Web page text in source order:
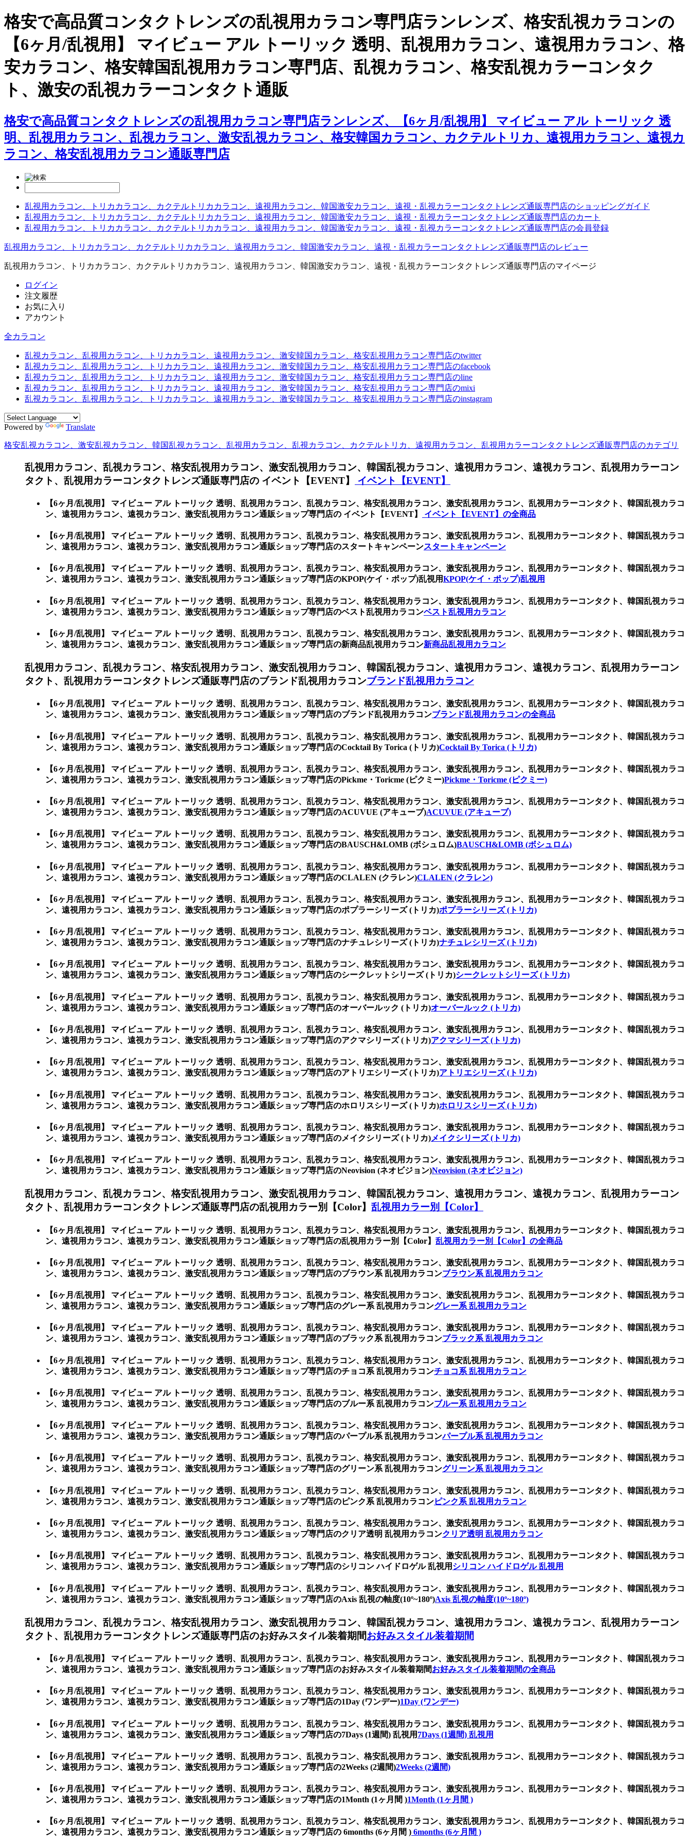
格安で高品質コンタクトレンズの乱視用カラコン専門店ランレンズ、格安乱視カラコンの
【6ヶ月/乱視用】 マイビュー アル トーリック 透明、乱視用カラコン、遠視用カラコン、格
安カラコン、格安韓国乱視用カラコン専門店、乱視カラコン、格安乱視カラーコンタク
ト、激安の乱視カラーコンタクト通販
格安で高品質コンタクトレンズの乱視用カラコン専門店ランレンズ、【6ヶ月/乱視用】 マイビュー アル トーリック 透
明、乱視用カラコン、乱視カラコン、激安乱視カラコン、格安韓国カラコン、カクテルトリカ、遠視用カラコン、遠視カ
ラコン、格安乱視用カラコン通販専門店
乱視用カラコン、トリカカラコン、カクテルトリカカラコン、遠視用カラコン、韓国激安カラコン、遠視・乱視カラーコンタクトレンズ通販専門店のショッピングガイド
乱視用カラコン、トリカカラコン、カクテルトリカカラコン、遠視用カラコン、韓国激安カラコン、遠視・乱視カラーコンタクトレンズ通販専門店のカート
乱視用カラコン、トリカカラコン、カクテルトリカカラコン、遠視用カラコン、韓国激安カラコン、遠視・乱視カラーコンタクトレンズ通販専門店の会員登録
乱視用カラコン、トリカカラコン、カクテルトリカカラコン、遠視用カラコン、韓国激安カラコン、遠視・乱視カラーコンタクトレンズ通販専門店のレビュー
乱視用カラコン、トリカカラコン、カクテルトリカカラコン、遠視用カラコン、韓国激安カラコン、遠視・乱視カラーコンタクトレンズ通販専門店のマイページ
ログイン
注文履歴
お気に入り
アカウント
全カラコン
乱視カラコン、乱視用カラコン、トリカカラコン、遠視用カラコン、激安韓国カラコン、格安乱視用カラコン専門店のtwitter
乱視カラコン、乱視用カラコン、トリカカラコン、遠視用カラコン、激安韓国カラコン、格安乱視用カラコン専門店のfacebook
乱視カラコン、乱視用カラコン、トリカカラコン、遠視用カラコン、激安韓国カラコン、格安乱視用カラコン専門店のline
乱視カラコン、乱視用カラコン、トリカカラコン、遠視用カラコン、激安韓国カラコン、格安乱視用カラコン専門店のmixi
乱視カラコン、乱視用カラコン、トリカカラコン、遠視用カラコン、激安韓国カラコン、格安乱視用カラコン専門店のinstagram
Powered by Translate
格安乱視カラコン、激安乱視カラコン、韓国乱視カラコン、乱視用カラコン、乱視カラコン、カクテルトリカ、遠視用カラコン、乱視用カラーコンタクトレンズ通販専門店のカテゴリ
乱視用カラコン、乱視カラコン、格安乱視用カラコン、激安乱視用カラコン、韓国乱視カラコン、遠視用カラコン、遠視カラコン、乱視用カラーコン
タクト、乱視用カラーコンタクトレンズ通販専門店の イベント【EVENT】
イベント【EVENT】
【6ヶ月/乱視用】 マイビュー アル トーリック 透明、乱視用カラコン、乱視カラコン、格安乱視用カラコン、激安乱視用カラコン、乱視用カラーコンタクト、韓国乱視カラコ
ン、遠視用カラコン、遠視カラコン、激安乱視用カラコン通販ショップ専門店の イベント【EVENT】
イベント【EVENT】の全商品
【6ヶ月/乱視用】 マイビュー アル トーリック 透明、乱視用カラコン、乱視カラコン、格安乱視用カラコン、激安乱視用カラコン、乱視用カラーコンタクト、韓国乱視カラコ
ン、遠視用カラコン、遠視カラコン、激安乱視用カラコン通販ショップ専門店のスタートキャンペーンスタートキャンペーン
【6ヶ月/乱視用】 マイビュー アル トーリック 透明、乱視用カラコン、乱視カラコン、格安乱視用カラコン、激安乱視用カラコン、乱視用カラーコンタクト、韓国乱視カラコ
ン、遠視用カラコン、遠視カラコン、激安乱視用カラコン通販ショップ専門店のKPOP(ケイ・ポップ)乱視用KPOP(ケイ・ポップ)乱視用
【6ヶ月/乱視用】 マイビュー アル トーリック 透明、乱視用カラコン、乱視カラコン、格安乱視用カラコン、激安乱視用カラコン、乱視用カラーコンタクト、韓国乱視カラコ
ン、遠視用カラコン、遠視カラコン、激安乱視用カラコン通販ショップ専門店のベスト乱視用カラコンベスト乱視用カラコン
【6ヶ月/乱視用】 マイビュー アル トーリック 透明、乱視用カラコン、乱視カラコン、格安乱視用カラコン、激安乱視用カラコン、乱視用カラーコンタクト、韓国乱視カラコ
ン、遠視用カラコン、遠視カラコン、激安乱視用カラコン通販ショップ専門店の新商品乱視用カラコン新商品乱視用カラコン
乱視用カラコン、乱視カラコン、格安乱視用カラコン、激安乱視用カラコン、韓国乱視カラコン、遠視用カラコン、遠視カラコン、乱視用カラーコン
タクト、乱視用カラーコンタクトレンズ通販専門店のブランド乱視用カラコンブランド乱視用カラコン
【6ヶ月/乱視用】 マイビュー アル トーリック 透明、乱視用カラコン、乱視カラコン、格安乱視用カラコン、激安乱視用カラコン、乱視用カラーコンタクト、韓国乱視カラコ
ン、遠視用カラコン、遠視カラコン、激安乱視用カラコン通販ショップ専門店のブランド乱視用カラコンブランド乱視用カラコンの全商品
【6ヶ月/乱視用】 マイビュー アル トーリック 透明、乱視用カラコン、乱視カラコン、格安乱視用カラコン、激安乱視用カラコン、乱視用カラーコンタクト、韓国乱視カラコ
ン、遠視用カラコン、遠視カラコン、激安乱視用カラコン通販ショップ専門店のCocktail By Torica (トリカ)Cocktail By Torica (トリカ)
【6ヶ月/乱視用】 マイビュー アル トーリック 透明、乱視用カラコン、乱視カラコン、格安乱視用カラコン、激安乱視用カラコン、乱視用カラーコンタクト、韓国乱視カラコ
ン、遠視用カラコン、遠視カラコン、激安乱視用カラコン通販ショップ専門店のPickme・Toricme (ピクミー)Pickme・Toricme (ピクミー)
【6ヶ月/乱視用】 マイビュー アル トーリック 透明、乱視用カラコン、乱視カラコン、格安乱視用カラコン、激安乱視用カラコン、乱視用カラーコンタクト、韓国乱視カラコ
ン、遠視用カラコン、遠視カラコン、激安乱視用カラコン通販ショップ専門店のACUVUE (アキューブ)ACUVUE (アキューブ)
【6ヶ月/乱視用】 マイビュー アル トーリック 透明、乱視用カラコン、乱視カラコン、格安乱視用カラコン、激安乱視用カラコン、乱視用カラーコンタクト、韓国乱視カラコ
ン、遠視用カラコン、遠視カラコン、激安乱視用カラコン通販ショップ専門店のBAUSCH&LOMB (ボシュロム)BAUSCH&LOMB (ボシュロム)
【6ヶ月/乱視用】 マイビュー アル トーリック 透明、乱視用カラコン、乱視カラコン、格安乱視用カラコン、激安乱視用カラコン、乱視用カラーコンタクト、韓国乱視カラコ
ン、遠視用カラコン、遠視カラコン、激安乱視用カラコン通販ショップ専門店のCLALEN (クラレン)CLALEN (クラレン)
【6ヶ月/乱視用】 マイビュー アル トーリック 透明、乱視用カラコン、乱視カラコン、格安乱視用カラコン、激安乱視用カラコン、乱視用カラーコンタクト、韓国乱視カラコ
ン、遠視用カラコン、遠視カラコン、激安乱視用カラコン通販ショップ専門店のポプラーシリーズ (トリカ)ポプラーシリーズ (トリカ)
【6ヶ月/乱視用】 マイビュー アル トーリック 透明、乱視用カラコン、乱視カラコン、格安乱視用カラコン、激安乱視用カラコン、乱視用カラーコンタクト、韓国乱視カラコ
ン、遠視用カラコン、遠視カラコン、激安乱視用カラコン通販ショップ専門店のナチュレシリーズ (トリカ)ナチュレシリーズ (トリカ)
【6ヶ月/乱視用】 マイビュー アル トーリック 透明、乱視用カラコン、乱視カラコン、格安乱視用カラコン、激安乱視用カラコン、乱視用カラーコンタクト、韓国乱視カラコ
ン、遠視用カラコン、遠視カラコン、激安乱視用カラコン通販ショップ専門店のシークレットシリーズ (トリカ)シークレットシリーズ (トリカ)
【6ヶ月/乱視用】 マイビュー アル トーリック 透明、乱視用カラコン、乱視カラコン、格安乱視用カラコン、激安乱視用カラコン、乱視用カラーコンタクト、韓国乱視カラコ
ン、遠視用カラコン、遠視カラコン、激安乱視用カラコン通販ショップ専門店のオーバールック (トリカ)オーバールック (トリカ)
【6ヶ月/乱視用】 マイビュー アル トーリック 透明、乱視用カラコン、乱視カラコン、格安乱視用カラコン、激安乱視用カラコン、乱視用カラーコンタクト、韓国乱視カラコ
ン、遠視用カラコン、遠視カラコン、激安乱視用カラコン通販ショップ専門店のアクマシリーズ (トリカ)アクマシリーズ (トリカ)
【6ヶ月/乱視用】 マイビュー アル トーリック 透明、乱視用カラコン、乱視カラコン、格安乱視用カラコン、激安乱視用カラコン、乱視用カラーコンタクト、韓国乱視カラコ
ン、遠視用カラコン、遠視カラコン、激安乱視用カラコン通販ショップ専門店のアトリエシリーズ (トリカ)アトリエシリーズ (トリカ)
【6ヶ月/乱視用】 マイビュー アル トーリック 透明、乱視用カラコン、乱視カラコン、格安乱視用カラコン、激安乱視用カラコン、乱視用カラーコンタクト、韓国乱視カラコ
ン、遠視用カラコン、遠視カラコン、激安乱視用カラコン通販ショップ専門店のホロリスシリーズ (トリカ)ホロリスシリーズ (トリカ)
【6ヶ月/乱視用】 マイビュー アル トーリック 透明、乱視用カラコン、乱視カラコン、格安乱視用カラコン、激安乱視用カラコン、乱視用カラーコンタクト、韓国乱視カラコ
ン、遠視用カラコン、遠視カラコン、激安乱視用カラコン通販ショップ専門店のメイクシリーズ (トリカ)メイクシリーズ (トリカ)
【6ヶ月/乱視用】 マイビュー アル トーリック 透明、乱視用カラコン、乱視カラコン、格安乱視用カラコン、激安乱視用カラコン、乱視用カラーコンタクト、韓国乱視カラコ
ン、遠視用カラコン、遠視カラコン、激安乱視用カラコン通販ショップ専門店のNeovision (ネオビジョン)Neovision (ネオビジョン)
乱視用カラコン、乱視カラコン、格安乱視用カラコン、激安乱視用カラコン、韓国乱視カラコン、遠視用カラコン、遠視カラコン、乱視用カラーコン
タクト、乱視用カラーコンタクトレンズ通販専門店の乱視用カラー別【Color】 乱視用カラー別【Color】
【6ヶ月/乱視用】 マイビュー アル トーリック 透明、乱視用カラコン、乱視カラコン、格安乱視用カラコン、激安乱視用カラコン、乱視用カラーコンタクト、韓国乱視カラコ
ン、遠視用カラコン、遠視カラコン、激安乱視用カラコン通販ショップ専門店の乱視用カラー別【Color】 乱視用カラー別【Color】の全商品
【6ヶ月/乱視用】 マイビュー アル トーリック 透明、乱視用カラコン、乱視カラコン、格安乱視用カラコン、激安乱視用カラコン、乱視用カラーコンタクト、韓国乱視カラコ
ン、遠視用カラコン、遠視カラコン、激安乱視用カラコン通販ショップ専門店のブラウン系 乱視用カラコンブラウン系 乱視用カラコン
【6ヶ月/乱視用】 マイビュー アル トーリック 透明、乱視用カラコン、乱視カラコン、格安乱視用カラコン、激安乱視用カラコン、乱視用カラーコンタクト、韓国乱視カラコ
ン、遠視用カラコン、遠視カラコン、激安乱視用カラコン通販ショップ専門店のグレー系 乱視用カラコングレー系 乱視用カラコン
【6ヶ月/乱視用】 マイビュー アル トーリック 透明、乱視用カラコン、乱視カラコン、格安乱視用カラコン、激安乱視用カラコン、乱視用カラーコンタクト、韓国乱視カラコ
ン、遠視用カラコン、遠視カラコン、激安乱視用カラコン通販ショップ専門店のブラック系 乱視用カラコンブラック系 乱視用カラコン
【6ヶ月/乱視用】 マイビュー アル トーリック 透明、乱視用カラコン、乱視カラコン、格安乱視用カラコン、激安乱視用カラコン、乱視用カラーコンタクト、韓国乱視カラコ
ン、遠視用カラコン、遠視カラコン、激安乱視用カラコン通販ショップ専門店のチョコ系 乱視用カラコンチョコ系 乱視用カラコン
【6ヶ月/乱視用】 マイビュー アル トーリック 透明、乱視用カラコン、乱視カラコン、格安乱視用カラコン、激安乱視用カラコン、乱視用カラーコンタクト、韓国乱視カラコ
ン、遠視用カラコン、遠視カラコン、激安乱視用カラコン通販ショップ専門店のブルー系 乱視用カラコンブルー系 乱視用カラコン
【6ヶ月/乱視用】 マイビュー アル トーリック 透明、乱視用カラコン、乱視カラコン、格安乱視用カラコン、激安乱視用カラコン、乱視用カラーコンタクト、韓国乱視カラコ
ン、遠視用カラコン、遠視カラコン、激安乱視用カラコン通販ショップ専門店のパープル系 乱視用カラコンパープル系 乱視用カラコン
【6ヶ月/乱視用】 マイビュー アル トーリック 透明、乱視用カラコン、乱視カラコン、格安乱視用カラコン、激安乱視用カラコン、乱視用カラーコンタクト、韓国乱視カラコ
ン、遠視用カラコン、遠視カラコン、激安乱視用カラコン通販ショップ専門店のグリーン系 乱視用カラコングリーン系 乱視用カラコン
【6ヶ月/乱視用】 マイビュー アル トーリック 透明、乱視用カラコン、乱視カラコン、格安乱視用カラコン、激安乱視用カラコン、乱視用カラーコンタクト、韓国乱視カラコ
ン、遠視用カラコン、遠視カラコン、激安乱視用カラコン通販ショップ専門店のピンク系 乱視用カラコンピンク系 乱視用カラコン
【6ヶ月/乱視用】 マイビュー アル トーリック 透明、乱視用カラコン、乱視カラコン、格安乱視用カラコン、激安乱視用カラコン、乱視用カラーコンタクト、韓国乱視カラコ
ン、遠視用カラコン、遠視カラコン、激安乱視用カラコン通販ショップ専門店のクリア透明 乱視用カラコンクリア透明 乱視用カラコン
【6ヶ月/乱視用】 マイビュー アル トーリック 透明、乱視用カラコン、乱視カラコン、格安乱視用カラコン、激安乱視用カラコン、乱視用カラーコンタクト、韓国乱視カラコ
ン、遠視用カラコン、遠視カラコン、激安乱視用カラコン通販ショップ専門店のシリコン ハイドロゲル 乱視用 シリコン ハイドロゲル 乱視用
【6ヶ月/乱視用】 マイビュー アル トーリック 透明、乱視用カラコン、乱視カラコン、格安乱視用カラコン、激安乱視用カラコン、乱視用カラーコンタクト、韓国乱視カラコ
ン、遠視用カラコン、遠視カラコン、激安乱視用カラコン通販ショップ専門店のAxis 乱視の軸度(10º~180º)Axis 乱視の軸度(10º~180º)
乱視用カラコン、乱視カラコン、格安乱視用カラコン、激安乱視用カラコン、韓国乱視カラコン、遠視用カラコン、遠視カラコン、乱視用カラーコン
タクト、乱視用カラーコンタクトレンズ通販専門店のお好みスタイル装着期間お好みスタイル装着期間
【6ヶ月/乱視用】 マイビュー アル トーリック 透明、乱視用カラコン、乱視カラコン、格安乱視用カラコン、激安乱視用カラコン、乱視用カラーコンタクト、韓国乱視カラコ
ン、遠視用カラコン、遠視カラコン、激安乱視用カラコン通販ショップ専門店のお好みスタイル装着期間お好みスタイル装着期間の全商品
【6ヶ月/乱視用】 マイビュー アル トーリック 透明、乱視用カラコン、乱視カラコン、格安乱視用カラコン、激安乱視用カラコン、乱視用カラーコンタクト、韓国乱視カラコ
ン、遠視用カラコン、遠視カラコン、激安乱視用カラコン通販ショップ専門店の1Day (ワンデー)1Day (ワンデー)
【6ヶ月/乱視用】 マイビュー アル トーリック 透明、乱視用カラコン、乱視カラコン、格安乱視用カラコン、激安乱視用カラコン、乱視用カラーコンタクト、韓国乱視カラコ
ン、遠視用カラコン、遠視カラコン、激安乱視用カラコン通販ショップ専門店の7Days (1週間) 乱視用 7Days (1週間) 乱視用
【6ヶ月/乱視用】 マイビュー アル トーリック 透明、乱視用カラコン、乱視カラコン、格安乱視用カラコン、激安乱視用カラコン、乱視用カラーコンタクト、韓国乱視カラコ
ン、遠視用カラコン、遠視カラコン、激安乱視用カラコン通販ショップ専門店の2Weeks (2週間)2Weeks (2週間)
【6ヶ月/乱視用】 マイビュー アル トーリック 透明、乱視用カラコン、乱視カラコン、格安乱視用カラコン、激安乱視用カラコン、乱視用カラーコンタクト、韓国乱視カラコ
ン、遠視用カラコン、遠視カラコン、激安乱視用カラコン通販ショップ専門店の1Month (1ヶ月間 )1Month (1ヶ月間 )
【6ヶ月/乱視用】 マイビュー アル トーリック 透明、乱視用カラコン、乱視カラコン、格安乱視用カラコン、激安乱視用カラコン、乱視用カラーコンタクト、韓国乱視カラコ
ン、遠視用カラコン、遠視カラコン、激安乱視用カラコン通販ショップ専門店の 6months (6ヶ月間 ) 6months (6ヶ月間 )